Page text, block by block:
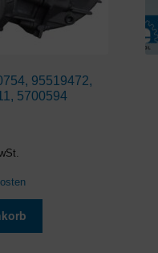
95519472,
5700594